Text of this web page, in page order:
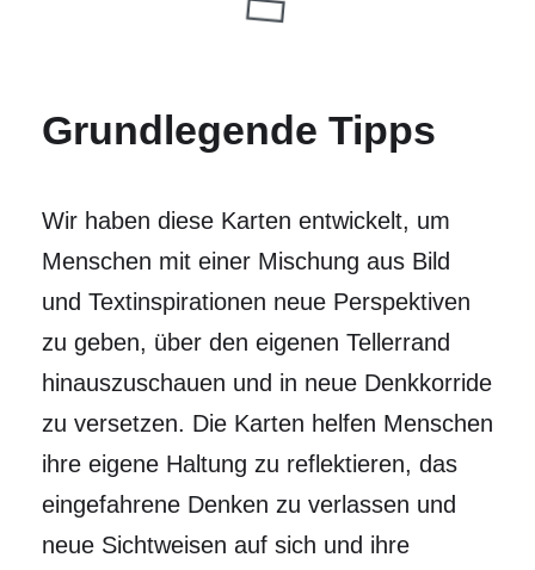
Grundlegende Tipps
Wir haben diese Karten entwickelt, um
Menschen mit einer Mischung aus Bild
und Textinspirationen neue Perspektiven
zu geben, über den eigenen Tellerrand
hinauszuschauen und in neue Denkkorride
zu versetzen. Die Karten helfen Menschen
ihre eigene Haltung zu reflektieren, das
eingefahrene Denken zu verlassen und
neue Sichtweisen auf sich und ihre